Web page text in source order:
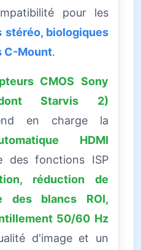
pour les
stéréo, biologiques
C-Mount.
CMOS Sony
Starvis 2)
en charge la
HDMI
des fonctions ISP
réduction de
des blancs ROI,
50/60 Hz
d'image et un